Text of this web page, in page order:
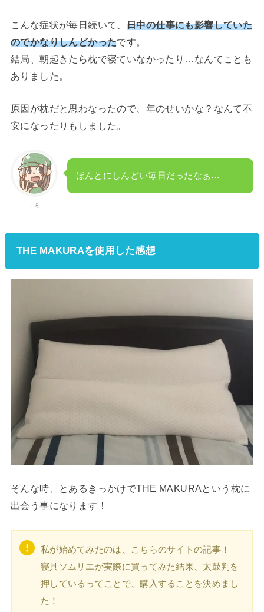
こんな症状が毎日続いて、 日中の仕事にも影響していた
のでかなりしんどかったです。
結局、朝起きたら枕で寝ていなかったり…なんてことも
ありました。
原因が枕だと思わなったので、年のせいかな？なんて不
安になったりもしました。
ユミ
ほんとにしんどい毎日だったなぁ…
THE MAKURAを使用した感想
そんな時、とあるきっかけでTHE MAKURAという枕に
出会う事になります！
私が始めてみたのは、こちらのサイトの記事！
寝具ソムリエが実際に買ってみた結果、太鼓判を
押しているってことで、購入することを決めまし
た！